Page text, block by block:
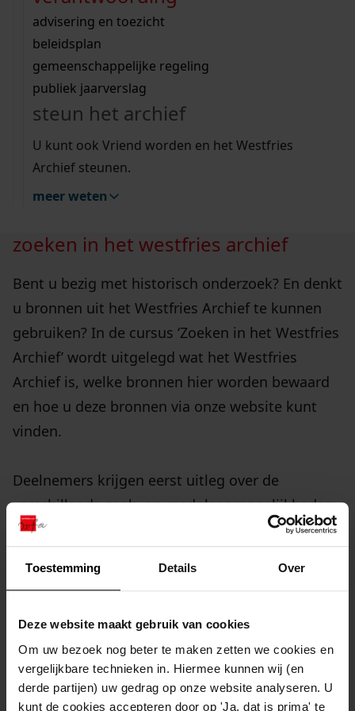
Toestemming Details Over
Deze website maakt gebruik van cookies
Om uw bezoek nog beter te maken zetten we cookies en
vergelijkbare technieken in. Hiermee kunnen wij (en
derde partijen) uw gedrag op onze website analyseren. U
kunt de cookies accepteren door op 'Ja, dat is prima' te
bouwvergunningen
omgevingsvergunningen
vergunningen
beeld en geluid
uitleg nodig?
Wij helpen u op weg met een aantal zoektips.
bekijk alle zoektips
Wij helpen u op weg met een aantal zoektips.
bekijk alle zoektips
bekijk ons geschiedenislokaal
advisering en toezicht
beleidsplan
gemeenschappelijke regeling
publiek jaarverslag
steun het archief
U kunt ook Vriend worden en het Westfries
Archief steunen.
meer weten
bewaard en hoe u deze bronnen via onze
website kunt vinden.
8 op voorraad
westfries
7
2026
aantal
toevoegen
zoeken in het westfries archief
Bent u bezig met historisch onderzoek? En denkt
u bronnen uit het Westfries Archief te kunnen
gebruiken? In de cursus ‘Zoeken in het Westfries
Archief’ wordt uitgelegd wat het Westfries
Archief is, welke bronnen hier worden bewaard
en hoe u deze bronnen via onze website kunt
vinden.
Deelnemers krijgen eerst uitleg over de
verschillende zoek- en raadpleegmogelijkheden
van de website Westfriesarchief.nl. Ook worden
bronnen over Westfriesland te vinden zijn. In het
van enkele zoekopdrachten de opgedane kennis
in de praktijk gebracht. Hierna bent u in staat
zelf bronnen voor uw onderzoek te vinden.